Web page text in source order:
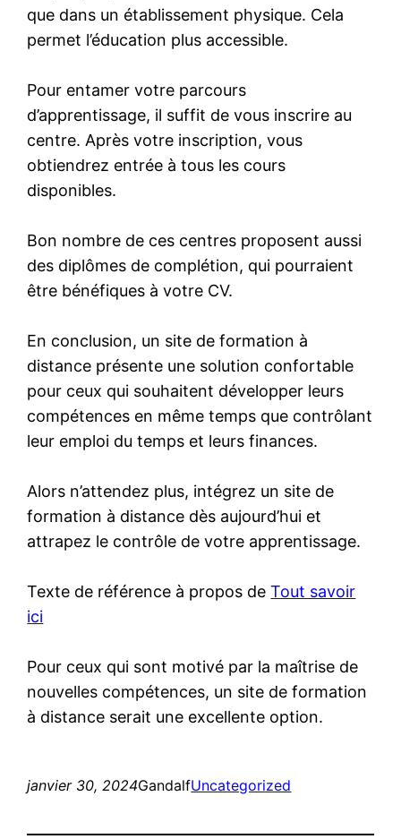
que dans un établissement physique. Cela
permet l’éducation plus accessible.
Pour entamer votre parcours
d’apprentissage, il suffit de vous inscrire au
centre. Après votre inscription, vous
obtiendrez entrée à tous les cours
disponibles.
Bon nombre de ces centres proposent aussi
des diplômes de complétion, qui pourraient
être bénéfiques à votre CV.
En conclusion, un site de formation à
distance présente une solution confortable
pour ceux qui souhaitent développer leurs
compétences en même temps que contrôlant
leur emploi du temps et leurs finances.
Alors n’attendez plus, intégrez un site de
formation à distance dès aujourd’hui et
attrapez le contrôle de votre apprentissage.
Texte de référence à propos deTout savoir
ici
Pour ceux qui sont motivé par la maîtrise de
nouvelles compétences, un site de formation
à distance serait une excellente option.
janvier 30, 2024GandalfUncategorized